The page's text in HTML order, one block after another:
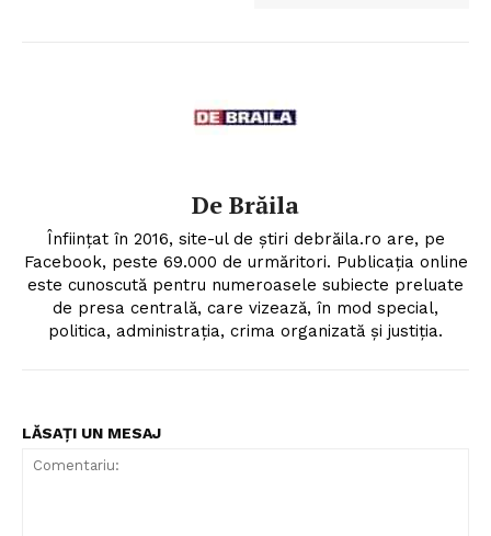
De Brăila
Înființat în 2016, site-ul de știri debrăila.ro are, pe
Facebook, peste 69.000 de urmăritori. Publicația online
este cunoscută pentru numeroasele subiecte preluate
de presa centrală, care vizează, în mod special,
politica, administrația, crima organizată și justiția.
LĂSAȚI UN MESAJ